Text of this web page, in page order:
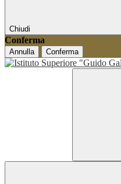
Chiudi
Conferma
Annulla Conferma